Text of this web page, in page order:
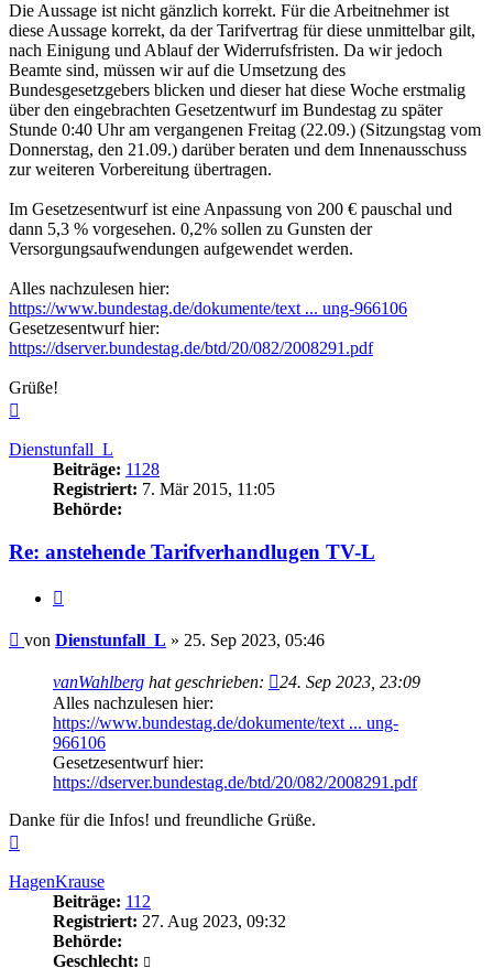
Die Aussage ist nicht gänzlich korrekt. Für die Arbeitnehmer ist
diese Aussage korrekt, da der Tarifvertrag für diese unmittelbar gilt,
nach Einigung und Ablauf der Widerrufsfristen. Da wir jedoch
Beamte sind, müssen wir auf die Umsetzung des
Bundesgesetzgebers blicken und dieser hat diese Woche erstmalig
über den eingebrachten Gesetzentwurf im Bundestag zu später
Stunde 0:40 Uhr am vergangenen Freitag (22.09.) (Sitzungstag vom
Donnerstag, den 21.09.) darüber beraten und dem Innenausschuss
zur weiteren Vorbereitung übertragen.
Im Gesetzesentwurf ist eine Anpassung von 200 € pauschal und
dann 5,3 % vorgesehen. 0,2% sollen zu Gunsten der
Versorgungsaufwendungen aufgewendet werden.
Alles nachzulesen hier:
https://www.bundestag.de/dokumente/text ... ung-966106
Gesetzesentwurf hier:
https://dserver.bundestag.de/btd/20/082/2008291.pdf
Grüße!
Dienstunfall_L
Beiträge: 1128
Registriert: 7. Mär 2015, 11:05
Behörde:
Re: anstehende Tarifverhandlugen TV-L
Beitrag
von Dienstunfall_L » 25. Sep 2023, 05:46
vanWahlberg hat geschrieben:
24. Sep 2023, 23:09
Alles nachzulesen hier:
https://www.bundestag.de/dokumente/text ... ung-
966106
Gesetzesentwurf hier:
https://dserver.bundestag.de/btd/20/082/2008291.pdf
Danke für die Infos! und freundliche Grüße.
HagenKrause
Beiträge: 112
Registriert: 27. Aug 2023, 09:32
Behörde:
Geschlecht: